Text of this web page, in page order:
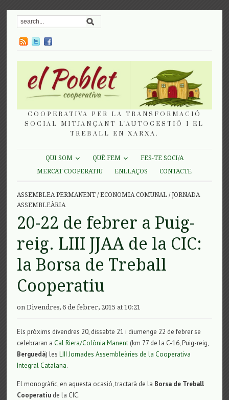
COOPERATIVA PER LA TRANSFORMACIÓ
SOCIAL MITJANÇANT L'AUTOGESTIÓ I EL
TREBALL EN XARXA.
QUI SOM QUÈ FEM
FES-TE SOCI/A
MERCAT COOPERATIU
ENLLAÇOS CONTACTE
ASSEMBLEA PERMANENT /ECONOMIA COMUNAL /JORNADA
ASSEMBLEÀRIA
20-22 de febrer a Puig-
reig. LIII JJAA de la CIC:
la Borsa de Treball
Cooperatiu
on Divendres, 6 de febrer, 2015 at 10:21
Els pròxims divendres 20, dissabte 21 i diumenge 22 de febrer se
celebraran a Cal Riera/Colònia Manent (km 77 de la C-16, Puig-reig,
Berguedà) lesLIII Jornades Assembleàries de la Cooperativa
Integral Catalana.
El monogràfic, en aquesta ocasió, tractarà de la Borsa de Treball
Cooperatiu de la CIC.